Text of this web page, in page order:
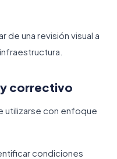
de una revisión visual a
correctivo
utilizarse con enfoque
condiciones